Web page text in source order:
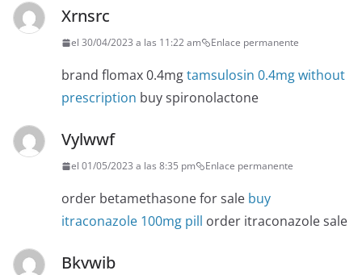
Xrnsrc
el 30/04/2023 a las 11:22 am Enlace permanente
brand flomax 0.4mgtamsulosin 0.4mg without
prescription buy spironolactone
Vylwwf
el 01/05/2023 a las 8:35 pm Enlace permanente
order betamethasone for sale buy
itraconazole 100mg pill order itraconazole sale
Bkvwib